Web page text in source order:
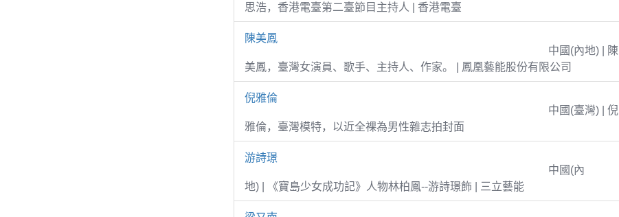
思浩，香港電臺第二臺節目主持人 | 香港電臺
陳美鳳
中國(內地) | 陳
美鳳，臺灣女演員、歌手、主持人、作家。 | 鳳凰藝能股份有限公司
倪雅倫
中國(臺灣) | 倪
雅倫，臺灣模特，以近全裸為男性雜志拍封面
游詩璟
中國(內
地) | 《寶島少女成功記》人物林柏鳳--游詩璟飾 | 三立藝能